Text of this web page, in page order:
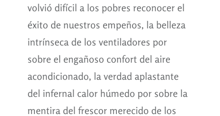
volvió difícil a los pobres reconocer el
éxito de nuestros empeños, la belleza
intrínseca de los ventiladores por
sobre el engañoso confort del aire
acondicionado, la verdad aplastante
del infernal calor húmedo por sobre la
mentira del frescor merecido de los